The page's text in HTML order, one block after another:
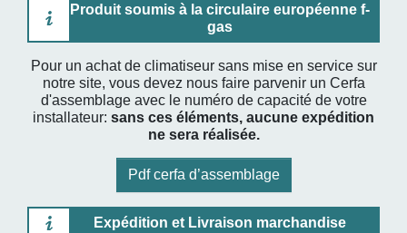
Produit soumis à la circulaire européenne f-
gas
Pour un achat de climatiseur sans mise en service sur
notre site, vous devez nous faire parvenir un Cerfa
d'assemblage avec le numéro de capacité de votre
installateur: sans ces éléments, aucune expédition
ne sera réalisée.
Pdf cerfa d’assemblage
Expédition et Livraison marchandise